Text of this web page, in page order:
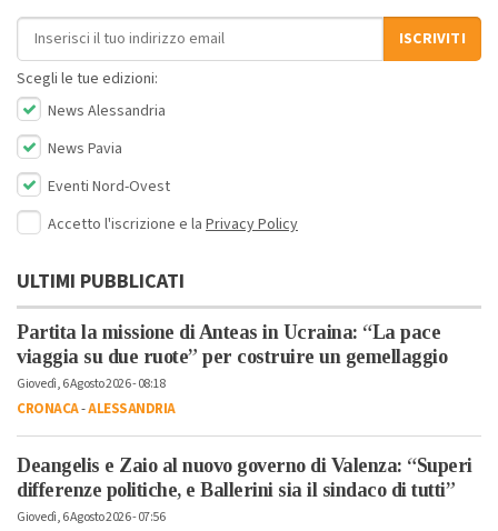
Indirizzo email
ISCRIVITI
Scegli le tue edizioni:
News Alessandria
News Pavia
Eventi Nord-Ovest
Accetto l'iscrizione e la Privacy Policy
ULTIMI PUBBLICATI
Partita la missione di Anteas in Ucraina: “La pace
viaggia su due ruote” per costruire un gemellaggio
Giovedì, 6 Agosto 2026 - 08:18
CRONACA-ALESSANDRIA
Deangelis e Zaio al nuovo governo di Valenza: “Superi
differenze politiche, e Ballerini sia il sindaco di tutti”
Giovedì, 6 Agosto 2026 - 07:56